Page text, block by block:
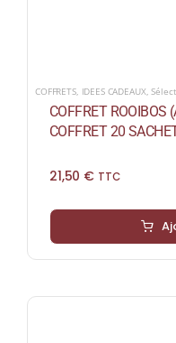
COFFRETS, IDEES CADEAUX,
COFFRET ROOIBOS
COFFRET 20
21,50 € TTC